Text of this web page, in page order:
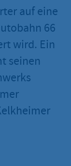
auf eine
66
wird. Ein
seinen